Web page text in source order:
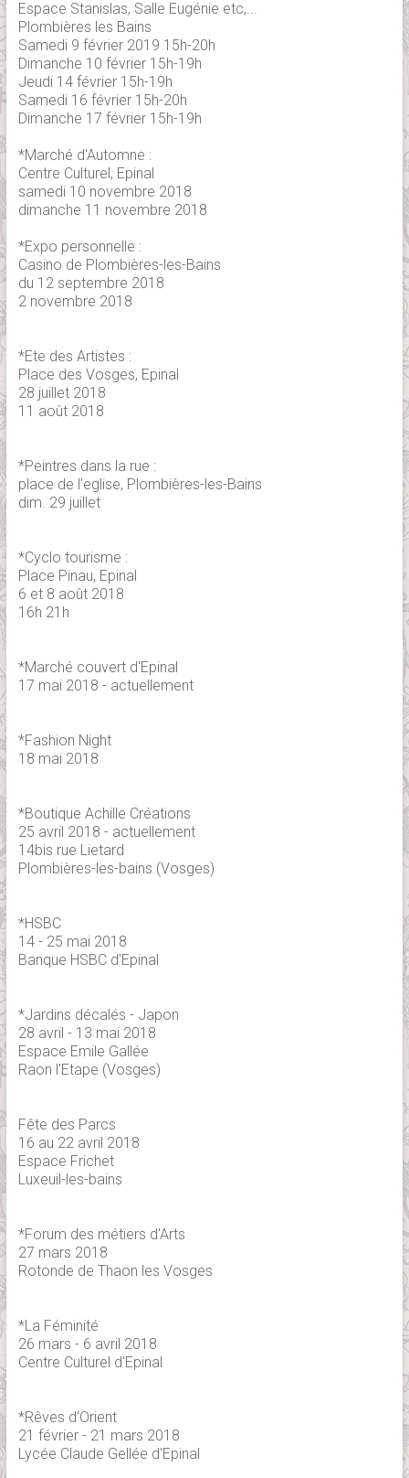
Espace Stanislas, Salle Eugénie etc,...
Plombières les Bains
Samedi 9 février 2019 15h-20h
Dimanche 10 février 15h-19h
Jeudi 14 février 15h-19h
Samedi 16 février 15h-20h
Dimanche 17 février 15h-19h
*Marché d'Automne :
Centre Culturel, Epinal
samedi 10 novembre 2018
dimanche 11 novembre 2018
*Expo personnelle :
Casino de Plombières-les-Bains
du 12 septembre 2018
2 novembre 2018
*Ete des Artistes :
Place des Vosges, Epinal
28 juillet 2018
11 août 2018
*Peintres dans la rue :
place de l'eglise, Plombières-les-Bains
dim. 29 juillet
*Cyclo tourisme :
Place Pinau, Epinal
6 et 8 août 2018
16h 21h
*Marché couvert d'Epinal
17 mai 2018 - actuellement
*Fashion Night
18 mai 2018
*Boutique Achille Créations
25 avril 2018 - actuellement
14bis rue Lietard
Plombières-les-bains (Vosges)
*HSBC
14 - 25 mai 2018
Banque HSBC d'Epinal
*Jardins décalés - Japon
28 avril - 13 mai 2018
Espace Emile Gallée
Raon l'Etape (Vosges)
Fête des Parcs
16 au 22 avril 2018
Espace Frichet
Luxeuil-les-bains
*Forum des métiers d'Arts
27 mars 2018
Rotonde de Thaon les Vosges
*La Féminité
26 mars - 6 avril 2018
Centre Culturel d'Epinal
*Rêves d'Orient
21 février - 21 mars 2018
Lycée Claude Gellée d'Epinal